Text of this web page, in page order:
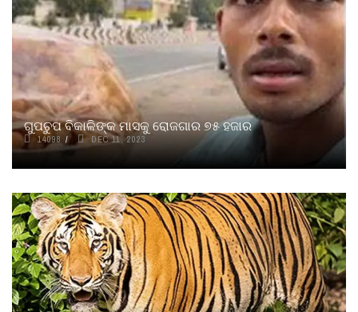
ଗୁପଚୁପ ବିକାଳିଙ୍କ ମାସକୁ ରୋଜଗାର ୭୫ ହଜାର
14098 DEC 11, 2023